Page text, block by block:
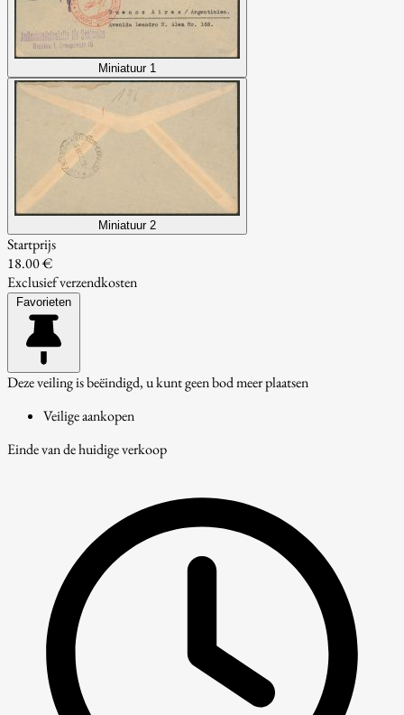
Miniatuur 1
Miniatuur 2
Startprijs
18.00 €
Exclusief verzendkosten
Favorieten
Deze veiling is beëindigd, u kunt geen bod meer plaatsen
Veilige aankopen
Einde van de huidige verkoop